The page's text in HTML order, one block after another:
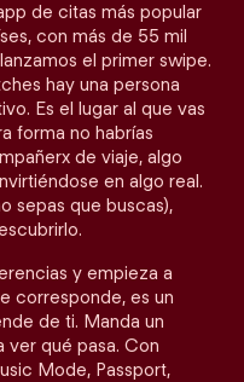
de citas más popular
con más de 55 mil
el primer swipe.
hay una persona
Es el lugar al que vas
forma no habrías
de viaje, algo
en algo real.
sepas que buscas),
y empieza a
corresponde, es un
de ti. Manda un
ver qué pasa. Con
Mode, Passport,